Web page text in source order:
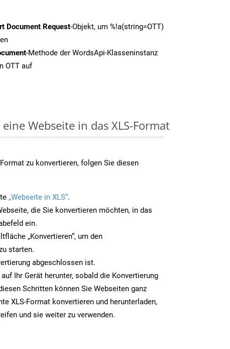
Document Request-Objekt, um %!a(string=OTT)
-Methode der WordsApi-Klasseninstanz
OTT auf
Webseite in das XLS-Format
zu konvertieren, folgen Sie diesen
„Webseite in XLS“.
die Sie konvertieren möchten, in das
ein.
„Konvertieren“, um den
starten.
abgeschlossen ist.
Ihr Gerät herunter, sobald die Konvertierung
Schritten können Sie Webseiten ganz
XLS-Format konvertieren und herunterladen,
und sie weiter zu verwenden.